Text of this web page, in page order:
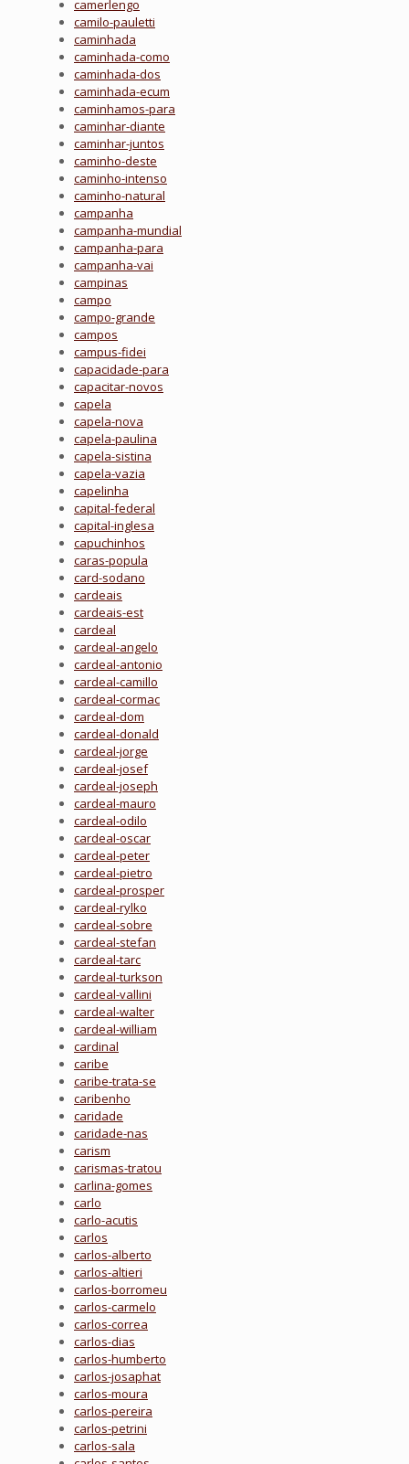
camerlengo
camilo-pauletti
caminhada
caminhada-como
caminhada-dos
caminhada-ecum
caminhamos-para
caminhar-diante
caminhar-juntos
caminho-deste
caminho-intenso
caminho-natural
campanha
campanha-mundial
campanha-para
campanha-vai
campinas
campo
campo-grande
campos
campus-fidei
capacidade-para
capacitar-novos
capela
capela-nova
capela-paulina
capela-sistina
capela-vazia
capelinha
capital-federal
capital-inglesa
capuchinhos
caras-popula
card-sodano
cardeais
cardeais-est
cardeal
cardeal-angelo
cardeal-antonio
cardeal-camillo
cardeal-cormac
cardeal-dom
cardeal-donald
cardeal-jorge
cardeal-josef
cardeal-joseph
cardeal-mauro
cardeal-odilo
cardeal-oscar
cardeal-peter
cardeal-pietro
cardeal-prosper
cardeal-rylko
cardeal-sobre
cardeal-stefan
cardeal-tarc
cardeal-turkson
cardeal-vallini
cardeal-walter
cardeal-william
cardinal
caribe
caribe-trata-se
caribenho
caridade
caridade-nas
carism
carismas-tratou
carlina-gomes
carlo
carlo-acutis
carlos
carlos-alberto
carlos-altieri
carlos-borromeu
carlos-carmelo
carlos-correa
carlos-dias
carlos-humberto
carlos-josaphat
carlos-moura
carlos-pereira
carlos-petrini
carlos-sala